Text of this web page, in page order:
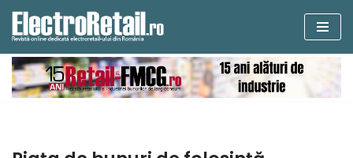
Sari
la
conținut